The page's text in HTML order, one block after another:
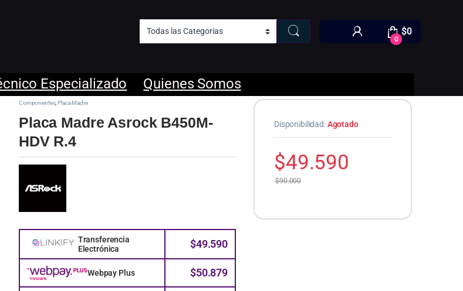
0
$0
Especializado Quienes Somos
Componentes,Placa Madre
Placa Madre Asrock B450M-
HDV R.4
Transferencia
Electrónica
$49.590
Webpay Plus $50.879
Disponibilidad:Agotado
$49.590
$90.000